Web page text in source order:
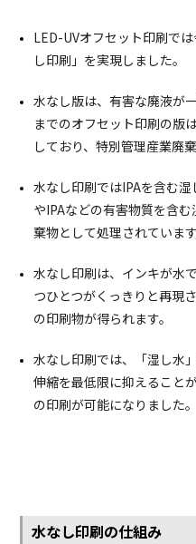
LED-UVオフセット印刷で
し印刷」を実現しました。
水なし版は、有害な廃液が
までのオフセット印刷の版
しており、特別管理産業廃
水なし印刷ではIPAを含む
やIPAなどの有害物質を含
棄物として処理されています
水なし印刷は、インキが水
つひとつがくっきりと再現
の印刷物が得られます。
水なし印刷では、「湿し水
伸縮を最低限に抑えること
の印刷が可能になりました。
水なし印刷の仕組み